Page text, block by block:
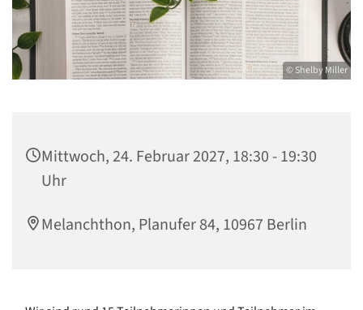
© Shelby Miller
Mittwoch, 24. Februar 2027, 18:30 - 19:30
Uhr
Melanchthon, Planufer 84, 10967 Berlin